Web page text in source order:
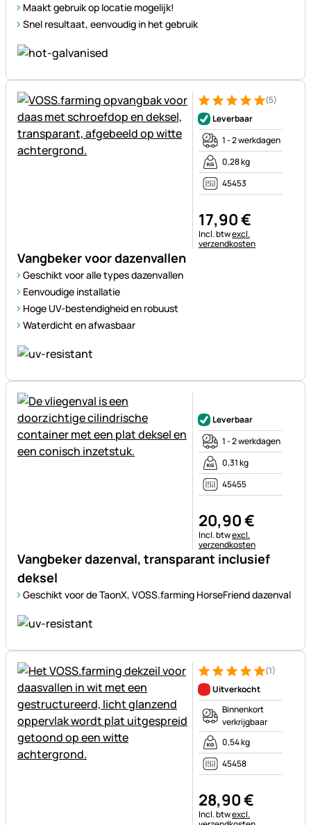
Maakt gebruik op locatie mogelijk!
Snel resultaat, eenvoudig in het gebruik
Vangbeker voor dazenvallen
Geschikt voor alle types dazenvallen
Eenvoudige installatie
Hoge UV-bestendigheid en robuust
Waterdicht en afwasbaar
Beoordeling: 5 van 5 (5
5 Bewertungen
(5)
Leverbaar
1 - 2 werkdagen
0,28 kg
45453
17,90€
Belastinginformatie:
Incl. btwexcl.
verzendkosten
Vangbeker dazenval, transparant inclusief
deksel
Geschikt voor de TaonX, VOSS.farming HorseFriend dazenval
Leverbaar
1 - 2 werkdagen
0,31 kg
45455
20,90€
Belastinginformatie:
Incl. btwexcl.
verzendkosten
Beoordeling: 5 van 5 (1
1 Bewertung
(1)
Uitverkocht
Binnenkort
verkrijgbaar
0,54 kg
45458
28,90€
Belastinginformatie:
Incl. btwexcl.